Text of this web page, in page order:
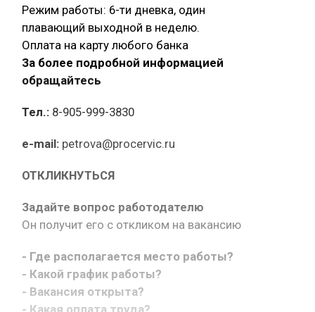
Режим работы: 6-ти дневка, один
плавающий выходной в неделю.
Оплата на карту любого банка
За более подробной информацией
обращайтесь
Тел.: 8-905-999-3830
e-mail: petrova@procervic.ru
ОТКЛИКНУТЬСЯ
Задайте вопрос работодателю
Он получит его с откликом на вакансию
- Где располагается место работы?
- Какой график работы?
- Вакансия открыта?
- Какая оплата труда?